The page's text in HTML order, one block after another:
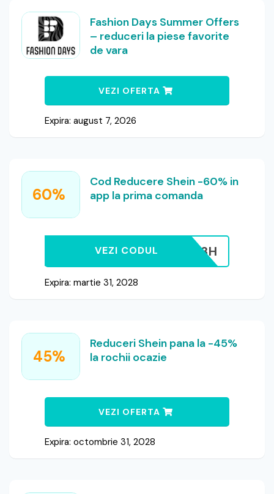
Fashion Days Summer Offers
– reduceri la piese favorite
de vara
VEZI OFERTA
Expira: august 7, 2026
60%
Cod Reducere Shein -60% in
app la prima comanda
TLRC33H
VEZI CODUL
Expira: martie 31, 2028
45%
Reduceri Shein pana la -45%
la rochii ocazie
VEZI OFERTA
Expira: octombrie 31, 2028